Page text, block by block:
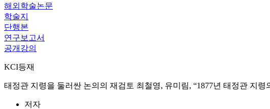
해외학술논문
학술지
단행본
연구보고서
공개강의
KCI등재
태정관 지령을 둘러싼 논의의 재검토 최철영, 유미림, “1877년 태정관 지
저자